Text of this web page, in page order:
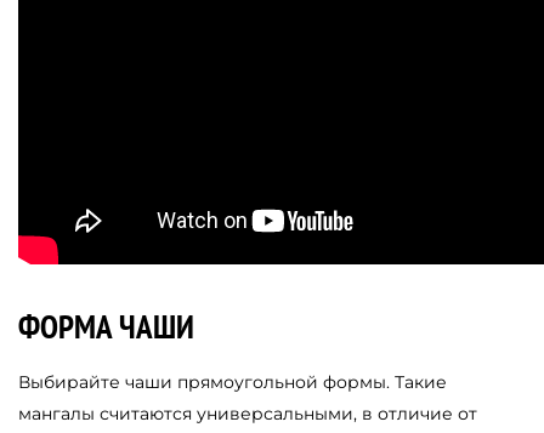
ФОРМА ЧАШИ
Выбирайте чаши прямоугольной формы. Такие
мангалы считаются универсальными, в отличие от